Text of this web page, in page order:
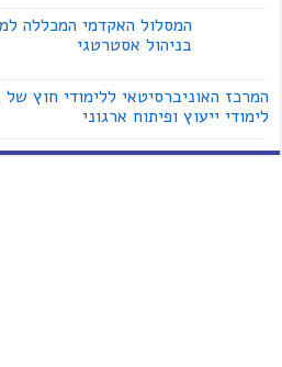
בניהול אסטרטגי
המרכז האוניברסיטאי ללימודי חוץ של
לימודי ייעוץ ופיתוח ארגוני